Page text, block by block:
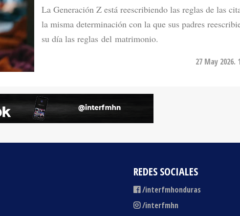
la misma determinación con la que sus padres
su día las reglas del matrimonio.
REDES SOCIALES
/interfmhonduras
/interfmhn